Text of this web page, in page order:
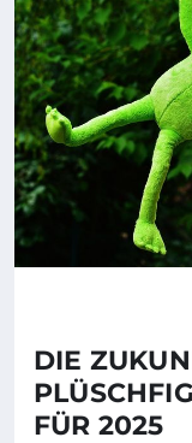
DIE
FÜR 2025